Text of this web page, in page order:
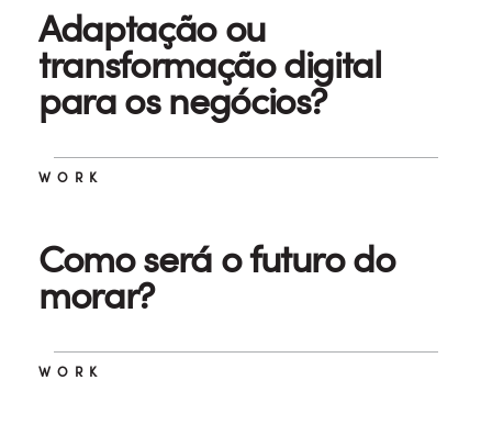
Adaptação ou
transformação digital
para os negócios?
WORK
Como será o futuro do
morar?
WORK